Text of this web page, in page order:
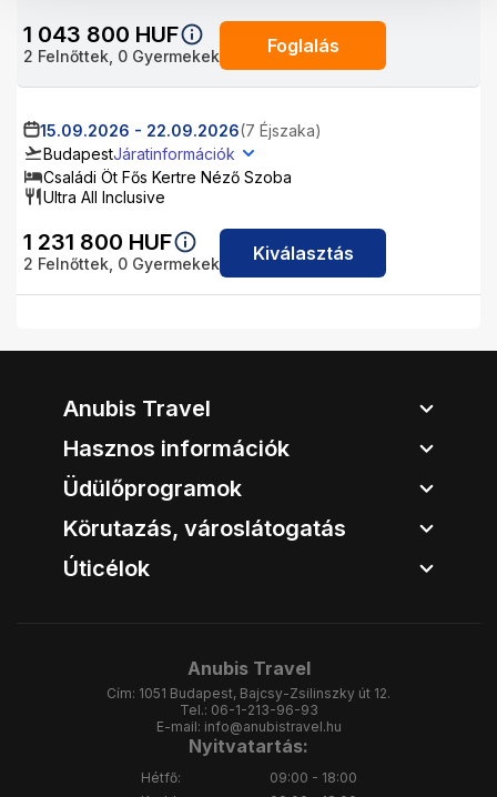
1 043 800 HUF
2 Felnőttek, 0 Gyermekek Foglalás
15.09.2026 - 22.09.2026(7 Éjszaka)
BudapestJáratinformációk
Családi Öt Fős Kertre Néző Szoba
Ultra All Inclusive
1 231 800 HUF
2 Felnőttek, 0 Gyermekek Kiválasztás
Anubis Travel
Hasznos információk
Üdülőprogramok
Körutazás, városlátogatás
Úticélok
Anubis Travel
Cím: 1051 Budapest, Bajcsy-Zsilinszky út 12.
Tel.: 06-1-213-96-93
E-mail: info@anubistravel.hu
Nyitvatartás:
Hétfő:
09:00 - 18:00